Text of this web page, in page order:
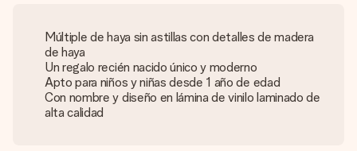
Múltiple de haya sin astillas con detalles de madera
de haya
Un regalo recién nacido único y moderno
Apto para niños y niñas desde 1 año de edad
Con nombre y diseño en lámina de vinilo laminado de
alta calidad